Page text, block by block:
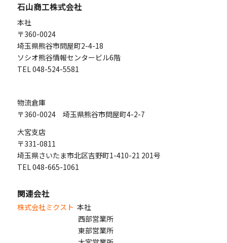
1月
1月
1月
石山商工株式会社
本社
〒360-0024
埼玉県熊谷市問屋町2-4-18
ソシオ熊谷情報センタービル6階
TEL 048-524-5581
物流倉庫
〒360-0024 埼玉県熊谷市問屋町4-2-7
大宮支店
〒331-0811
埼玉県さいたま市北区吉野町1-410-21 201号
TEL 048-665-1061
関連会社
株式会社ミクスト 本社
西部営業所
東部営業所